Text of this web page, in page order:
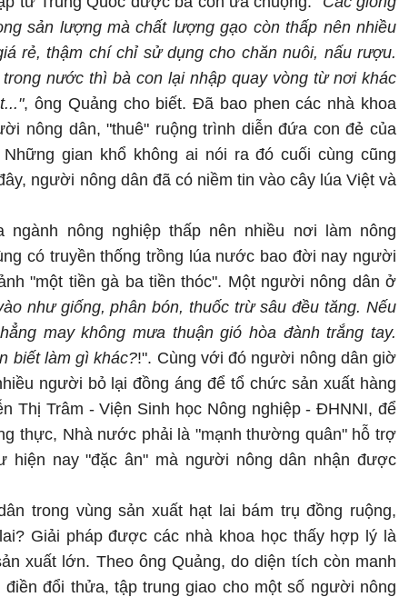
sản lượng mà chất lượng gạo còn thấp nên nhiều
rẻ, thậm chí chỉ sử dụng cho chăn nuôi, nấu rượu.
nước thì bà con lại nhập quay vòng từ nơi khác
, ông Quảng cho biết. Đã bao phen các nhà khoa
nông dân, "thuê" ruộng trình diễn đứa con đẻ của
gian khổ không ai nói ra đó cuối cùng cũng
người nông dân đã có niềm tin vào cây lúa Việt và
ngành nông nghiệp thấp nên nhiều nơi làm nông
có truyền thống trồng lúa nước bao đời nay người
"một tiền gà ba tiền thóc". Một người nông dân ở
như giống, phân bón, thuốc trừ sâu đều tăng. Nếu
may không mưa thuận gió hòa đành trắng tay.
biết làm gì khác?!". Cùng với đó người nông dân giờ
người bỏ lại đồng áng để tổ chức sản xuất hàng
Thị Trâm - Viện Sinh học Nông nghiệp - ĐHNNI, để
thực, Nhà nước phải là "mạnh thường quân" hỗ trợ
hiện nay "đặc ân" mà người nông dân nhận được
trong vùng sản xuất hạt lai bám trụ đồng ruộng,
Giải pháp được các nhà khoa học thấy hợp lý là
xuất lớn. Theo ông Quảng, do diện tích còn manh
điền đổi thửa, tập trung giao cho một số người nông